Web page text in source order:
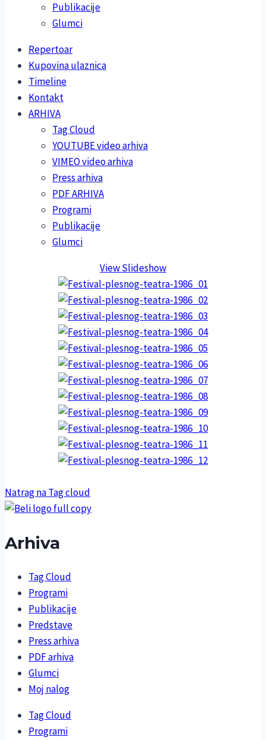
Publikacije
Glumci
Repertoar
Kupovina ulaznica
Timeline
Kontakt
ARHIVA
Tag Cloud
YOUTUBE video arhiva
VIMEO video arhiva
Press arhiva
PDF ARHIVA
Programi
Publikacije
Glumci
View Slideshow
Natrag na Tag cloud
Arhiva
Tag Cloud
Programi
Publikacije
Predstave
Press arhiva
PDF arhiva
Glumci
Moj nalog
Tag Cloud
Programi